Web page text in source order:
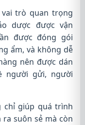
trò quan trọng
dược được vận
được đóng gói
ẩm, và không dễ
nên được dán
người gửi, người
chỉ giúp quá trình
suôn sẻ mà còn